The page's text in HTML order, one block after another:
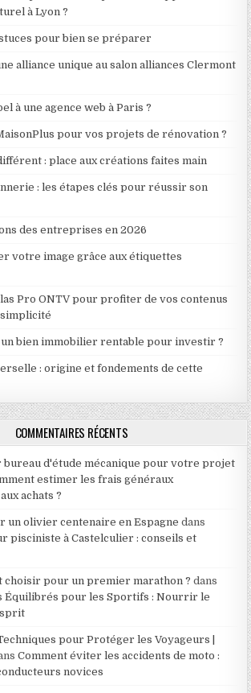
à Lyon ?
pour bien se préparer
alliance unique au salon alliances Clermont
à une agence web à Paris ?
pour vos projets de rénovation ?
: place aux créations faites main
: les étapes clés pour réussir son
des entreprises en 2026
votre image grâce aux étiquettes
Pro ONTV pour profiter de vos contenus
bien immobilier rentable pour investir ?
: origine et fondements de cette
COMMENTAIRES RÉCENTS
d'étude mécanique pour votre projet
estimer les frais généraux
achats ?
un olivier centenaire en Espagne dans
pisciniste à Castelculier : conseils et
choisir pour un premier marathon ? dans
Équilibrés pour les Sportifs : Nourrir le
pour Protéger les Voyageurs |
Comment éviter les accidents de moto :
novices